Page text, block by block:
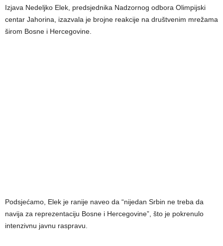
Izjava Nedeljko Elek, predsjednika Nadzornog odbora Olimpijski
centar Jahorina, izazvala je brojne reakcije na društvenim mrežama
širom Bosne i Hercegovine.
Podsjećamo, Elek je ranije naveo da “nijedan Srbin ne treba da
navija za reprezentaciju Bosne i Hercegovine”, što je pokrenulo
intenzivnu javnu raspravu.